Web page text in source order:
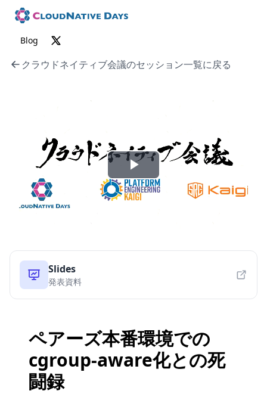
Blog
クラウドネイティブ会議のセッション一覧に戻る
P
l
d
e
Slides
発表資料
ペアーズ本番環境での
cgroup-aware化との死
闘録